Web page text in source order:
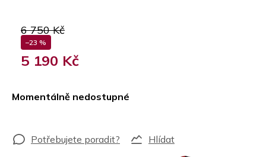
6 750 Kč
–23 %
5 190 Kč
Momentálně nedostupné
Hlídat